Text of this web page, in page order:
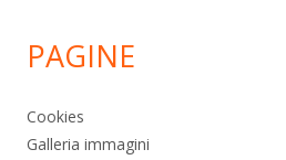
PAGINE
Cookies
Galleria immagini